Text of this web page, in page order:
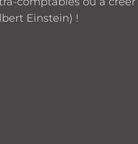
Einstein) !